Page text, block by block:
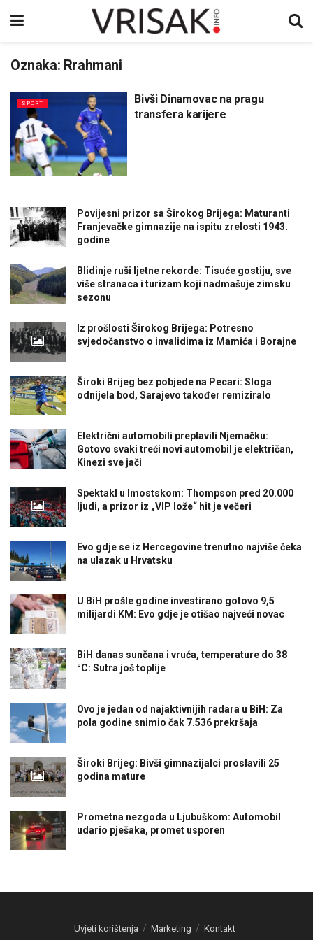
Oznaka: Rrahmani
SPORT
Bivši Dinamovac na pragu
transfera karijere
Povijesni prizor sa Širokog Brijega: Maturanti
Franjevačke gimnazije na ispitu zrelosti 1943.
godine
Blidinje ruši ljetne rekorde: Tisuće gostiju, sve
više stranaca i turizam koji nadmašuje zimsku
sezonu
Iz prošlosti Širokog Brijega: Potresno
svjedočanstvo o invalidima iz Mamića i Borajne
Široki Brijeg bez pobjede na Pecari: Sloga
odnijela bod, Sarajevo također remiziralo
Električni automobili preplavili Njemačku:
Gotovo svaki treći novi automobil je električan,
Kinezi sve jači
Spektakl u Imostskom: Thompson pred 20.000
ljudi, a prizor iz „VIP lože“ hit je večeri
Evo gdje se iz Hercegovine trenutno najviše čeka
na ulazak u Hrvatsku
U BiH prošle godine investirano gotovo 9,5
milijardi KM: Evo gdje je otišao najveći novac
BiH danas sunčana i vruća, temperature do 38
°C: Sutra još toplije
Ovo je jedan od najaktivnijih radara u BiH: Za
pola godine snimio čak 7.536 prekršaja
Široki Brijeg: Bivši gimnazijalci proslavili 25
godina mature
Prometna nezgoda u Ljubuškom: Automobil
udario pješaka, promet usporen
Uvjeti korištenja Marketing Kontakt